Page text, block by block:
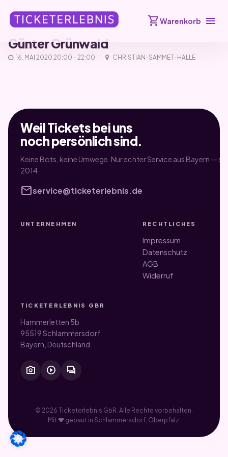
shopping_cartWarenkorb menu
Günter Grünwald
16. MAI 2020 20:00 - 22:00 CHRISTIAN-SAMMET-HALLE
Weil Tickets bei uns
noch persönlich sind.
Keine Bots, keine Umwege. Nur echter Service aus Bayern —
2014.
mailservice@ticketerlebnis.de
UNTERNEHMEN RECHTLICHES
Impressum
Datenschutz
AGB
Widerruf
TICKETERLEBNIS GBR
Hammerletten 5b
95519 Schlammersdorf
Bayern, Deutschland
photo_camera play_circle forum
© 2026 Ticketerlebnis GbR. Alle Rechte vorbehalten.
Mit ♥ gebaut in Schlammersdorf, Oberpfalz.